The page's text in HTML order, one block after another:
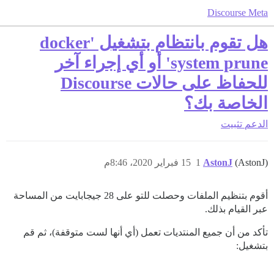
Discourse Meta
هل تقوم بانتظام بتشغيل 'docker
system prune' أو أي إجراء آخر
للحفاظ على حالات Discourse
الخاصة بك؟
الدعم تثبيت
AstonJ (AstonJ) 15 فبراير 2020، 8:46م 1
أقوم بتنظيم الملفات وحصلت للتو على 28 جيجابايت من المساحة
عبر القيام بذلك.
تأكد من أن جميع المنتديات تعمل (أي أنها لست متوقفة)، ثم قم
بتشغيل: